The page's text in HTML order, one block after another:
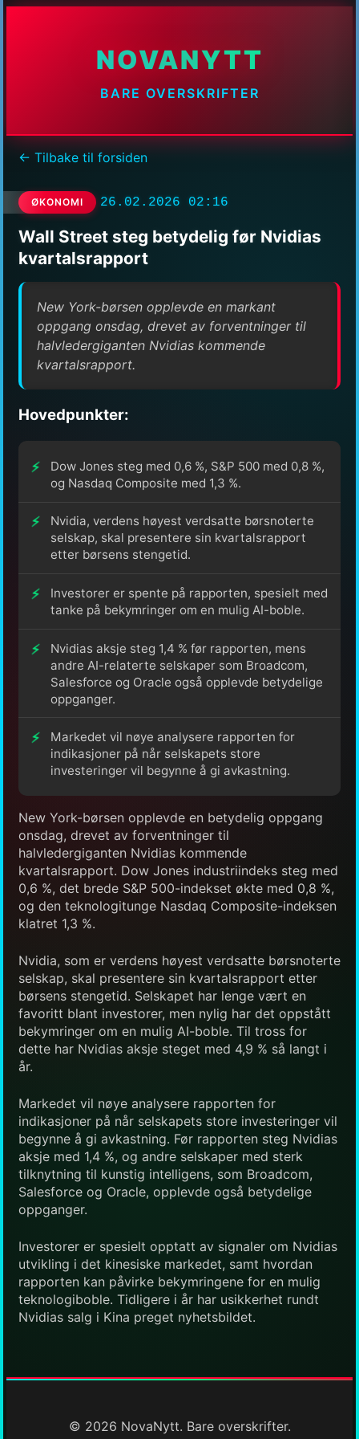
NOVANYTT
BARE OVERSKRIFTER
← Tilbake til forsiden
ØKONOMI 26.02.2026 02:16
Wall Street steg betydelig før Nvidias
kvartalsrapport
New York-børsen opplevde en markant
oppgang onsdag, drevet av forventninger til
halvledergiganten Nvidias kommende
kvartalsrapport.
Hovedpunkter:
Dow Jones steg med 0,6 %, S&P 500 med 0,8 %,
og Nasdaq Composite med 1,3 %.
Nvidia, verdens høyest verdsatte børsnoterte
selskap, skal presentere sin kvartalsrapport
etter børsens stengetid.
Investorer er spente på rapporten, spesielt med
tanke på bekymringer om en mulig AI-boble.
Nvidias aksje steg 1,4 % før rapporten, mens
andre AI-relaterte selskaper som Broadcom,
Salesforce og Oracle også opplevde betydelige
oppganger.
Markedet vil nøye analysere rapporten for
indikasjoner på når selskapets store
investeringer vil begynne å gi avkastning.
New York-børsen opplevde en betydelig oppgang
onsdag, drevet av forventninger til
halvledergiganten Nvidias kommende
kvartalsrapport. Dow Jones industriindeks steg med
0,6 %, det brede S&P 500-indekset økte med 0,8 %,
og den teknologitunge Nasdaq Composite-indeksen
klatret 1,3 %.
Nvidia, som er verdens høyest verdsatte børsnoterte
selskap, skal presentere sin kvartalsrapport etter
børsens stengetid. Selskapet har lenge vært en
favoritt blant investorer, men nylig har det oppstått
bekymringer om en mulig AI-boble. Til tross for
dette har Nvidias aksje steget med 4,9 % så langt i
år.
Markedet vil nøye analysere rapporten for
indikasjoner på når selskapets store investeringer vil
begynne å gi avkastning. Før rapporten steg Nvidias
aksje med 1,4 %, og andre selskaper med sterk
tilknytning til kunstig intelligens, som Broadcom,
Salesforce og Oracle, opplevde også betydelige
oppganger.
Investorer er spesielt opptatt av signaler om Nvidias
utvikling i det kinesiske markedet, samt hvordan
rapporten kan påvirke bekymringene for en mulig
teknologiboble. Tidligere i år har usikkerhet rundt
Nvidias salg i Kina preget nyhetsbildet.
© 2026 NovaNytt. Bare overskrifter.